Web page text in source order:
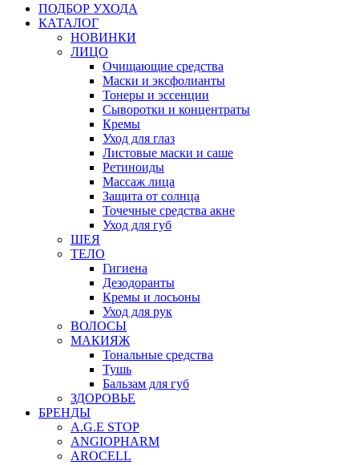
ПОДБОР УХОДА
КАТАЛОГ
НОВИНКИ
ЛИЦО
Очищающие средства
Маски и эксфолианты
Тонеры и эссенции
Сыворотки и концентраты
Кремы
Уход для глаз
Листовые маски и саше
Ретиноиды
Массаж лица
Защита от солнца
Точечные средства акне
Уход для губ
ШЕЯ
ТЕЛО
Гигиена
Дезодоранты
Кремы и лосьоны
Уход для рук
ВОЛОСЫ
МАКИЯЖ
Тональные средства
Тушь
Бальзам для губ
ЗДОРОВЬЕ
БРЕНДЫ
A.G.E STOP
ANGIOPHARM
AROCELL